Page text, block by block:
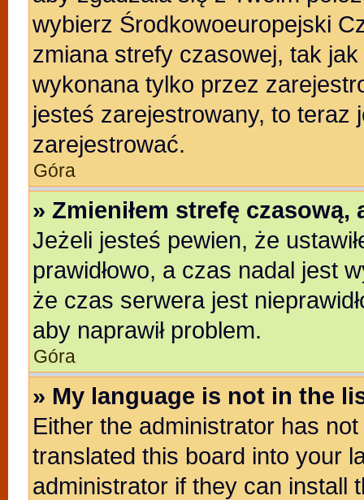
wybierz Środkowoeuropejski
zmiana strefy czasowej, tak
wykonana tylko przez
jesteś zarejestrowany, to teraz
zarejestrować.
Góra
» Zmieniłem strefę
Jeżeli jesteś pewien, że
prawidłowo, a czas nadal jest
że czas serwera jest
aby naprawił problem.
Góra
» My language is not in the
Either the administrator has
translated this board into your
administrator if they can install